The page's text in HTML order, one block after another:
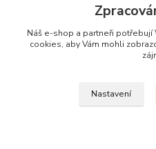
Doprava zdarma od 1500
Nakupte své oblíbené
Vaše objednávky balíme
Náš e-shop a partneři potřebují
cookies, aby Vám mohli
Nastavení